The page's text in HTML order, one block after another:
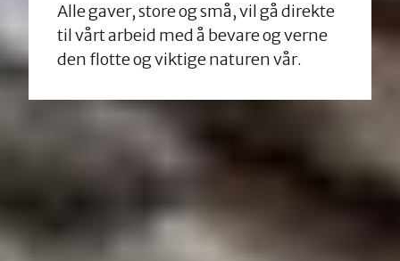
Alle gaver, store og små, vil gå direkte
til vårt arbeid med å bevare og verne
den flotte og viktige naturen vår.